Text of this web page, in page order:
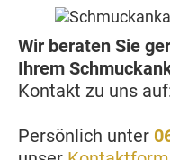
Wir beraten Sie
Ihrem
Kontakt zu uns
Persönlich unter